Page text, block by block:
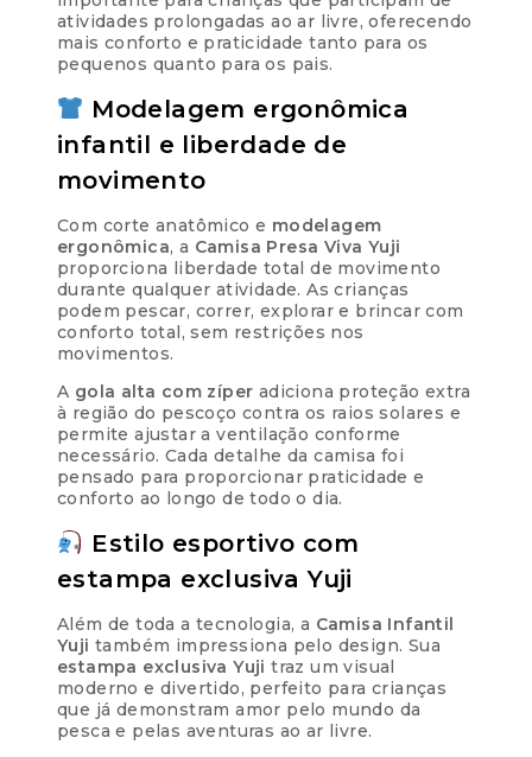
atividades prolongadas ao ar livre, oferecendo
mais conforto e praticidade tanto para os
pequenos quanto para os pais.
Modelagem ergonômica
infantil e liberdade de
movimento
Com corte anatômico e modelagem
ergonômica, a Camisa Presa Viva Yuji
proporciona liberdade total de movimento
durante qualquer atividade. As crianças
podem pescar, correr, explorar e brincar com
conforto total, sem restrições nos
movimentos.
A gola alta com zíper adiciona proteção extra
à região do pescoço contra os raios solares e
permite ajustar a ventilação conforme
necessário. Cada detalhe da camisa foi
pensado para proporcionar praticidade e
conforto ao longo de todo o dia.
Estilo esportivo com
estampa exclusiva Yuji
Além de toda a tecnologia, a Camisa Infantil
Yuji também impressiona pelo design. Sua
estampa exclusiva Yuji traz um visual
moderno e divertido, perfeito para crianças
que já demonstram amor pelo mundo da
pesca e pelas aventuras ao ar livre.